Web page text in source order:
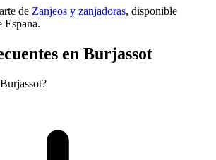
de Zanjeos y zanjadoras, disponible
Espana.
en Burjassot